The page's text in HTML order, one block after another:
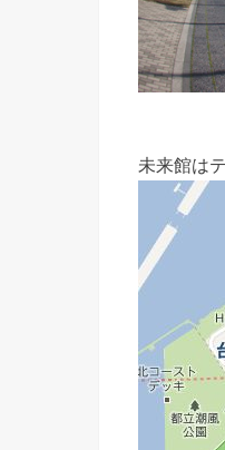
未来館は